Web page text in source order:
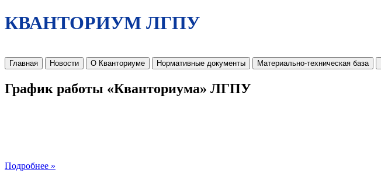
КВАНТОРИУМ ЛГПУ
Главная Новости О Кванториуме Нормативные документы Материально-техническая база
График работы «Кванториума» ЛГПУ
Подробнее »